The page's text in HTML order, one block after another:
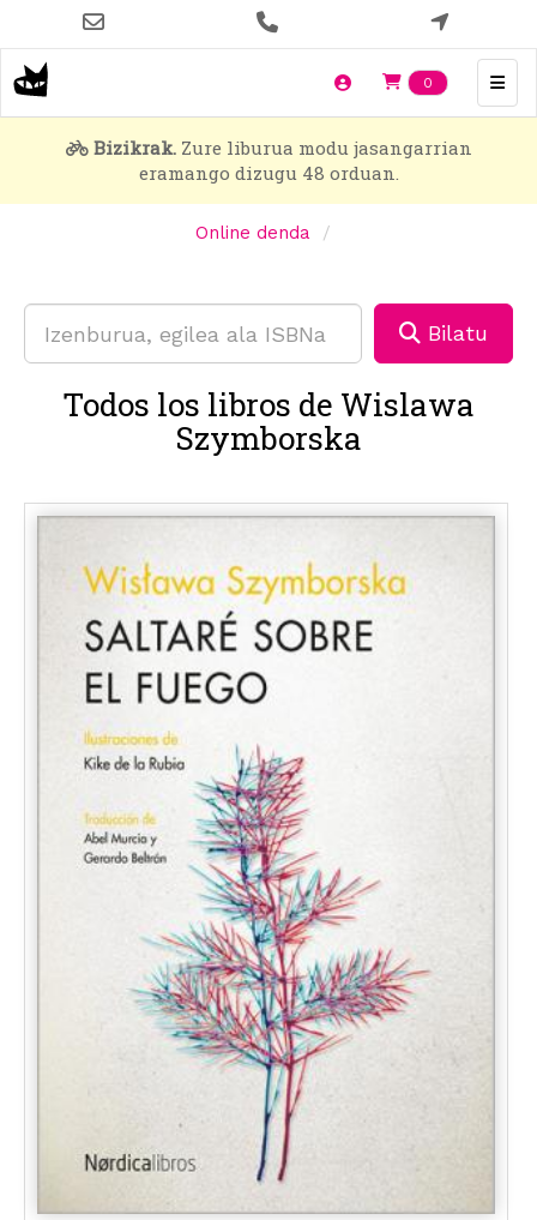
main
content
0 Items en
Bizikrak.Zure liburua modu jasangarrian
eramango dizugu 48 orduan.
Online denda
Bilatu
Todos los libros de Wislawa
Szymborska